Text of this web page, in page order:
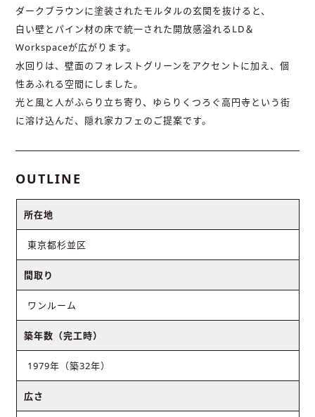
ダークブラウンに塗装されたモルタルの玄関を抜けると、
白い壁とパイン材の床で統一された開放感溢れるLD＆
Workspaceが広がります。
水回りは、壁面のフォレストグリーンをアクセントに加え、個
性あふれる空間にしました。
光と風と人がふらり立ち寄り、ゆらりくつろぐ高円寺という街
に溶け込んだ、隠れ家カフェのご提案です。
OUTLINE
所在地
東京都杉並区
間取り
ワンルーム
築年数（完工時）
1979年（築32年）
広さ